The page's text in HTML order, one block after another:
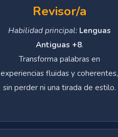
Revisor/a
Habilidad principal: Lenguas
Antiguas +8.
Transforma palabras en
experiencias fluidas y coherentes,
sin perder ni una tirada de estilo.